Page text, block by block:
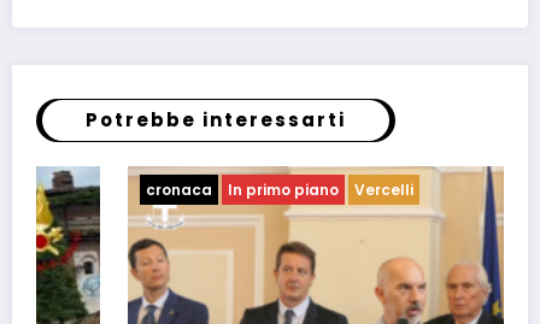
Potrebbe interessarti
cronaca In primo piano Vercelli